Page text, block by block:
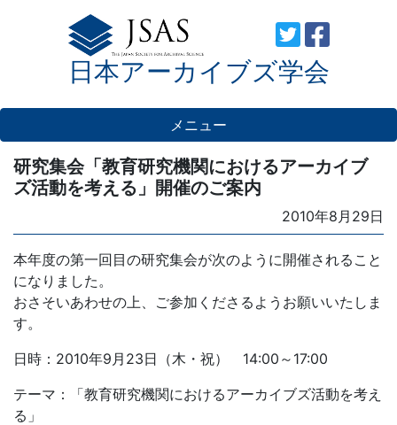
日本アーカイブズ学会
メニュー
研究集会「教育研究機関におけるアーカイブ
ズ活動を考える」開催のご案内
Posted
on
2010年8月29日
本年度の第一回目の研究集会が次のように開催されること
になりました。
おさそいあわせの上、ご参加くださるようお願いいたしま
す。
日時：2010年9月23日（木・祝） 14:00～17:00
テーマ：「教育研究機関におけるアーカイブズ活動を考え
る」